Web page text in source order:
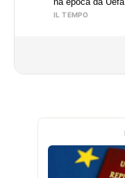
IL TEMPO